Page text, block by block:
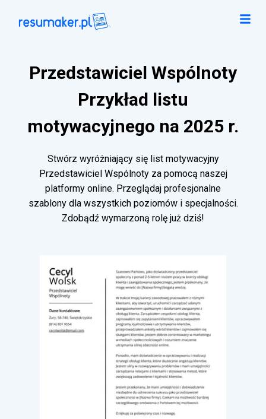
Przedstawiciel Wspólnoty
Przykład listu
motywacyjnego na 2025 r.
Stwórz wyróżniający się list motywacyjny
Przedstawiciel Wspólnoty za pomocą naszej
platformy online. Przeglądaj profesjonalne
szablony dla wszystkich poziomów i specjalności.
Zdobądź wymarzoną rolę już dziś!